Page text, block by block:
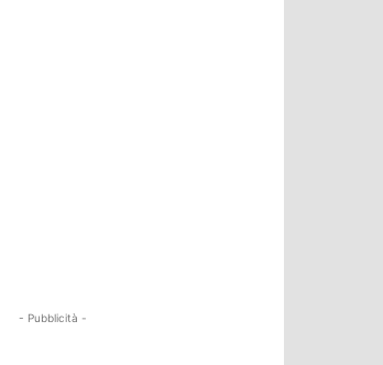
- Pubblicità -